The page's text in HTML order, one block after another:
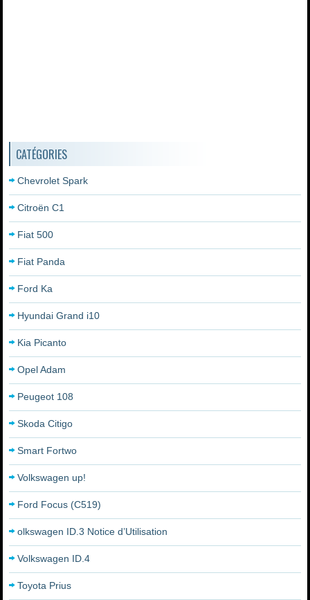
CATÉGORIES
Chevrolet Spark
Citroën C1
Fiat 500
Fiat Panda
Ford Ka
Hyundai Grand i10
Kia Picanto
Opel Adam
Peugeot 108
Skoda Citigo
Smart Fortwo
Volkswagen up!
Ford Focus (C519)
olkswagen ID.3 Notice d’Utilisation
Volkswagen ID.4
Toyota Prius